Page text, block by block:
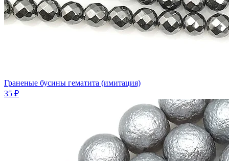
Граненые бусины гематита (имитация)
35 ₽